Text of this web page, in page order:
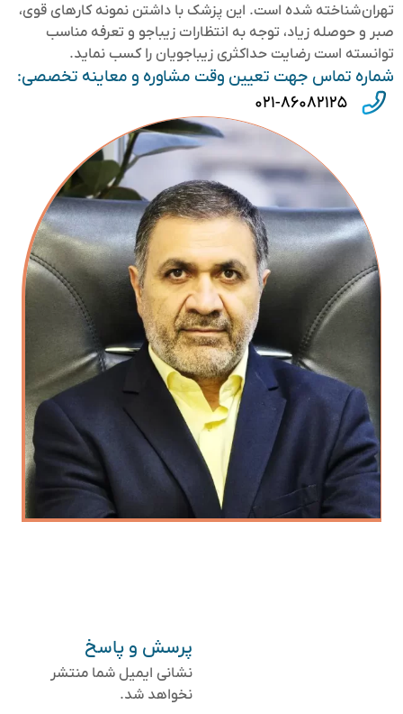
تهران شناخته شده است. این پزشک با داشتن نمونه کارهای قوی،
صبر و حوصله زیاد، توجه به انتظارات زیباجو و تعرفه مناسب
توانسته است رضایت حداکثری زیباجویان را کسب نماید.
شماره تماس جهت تعیین وقت مشاوره و معاینه تخصصی:
۰۲۱-۸۶۰۸۲۱۲۵
پرسش و پاسخ
نشانی ایمیل شما منتشر
نخواهد شد.